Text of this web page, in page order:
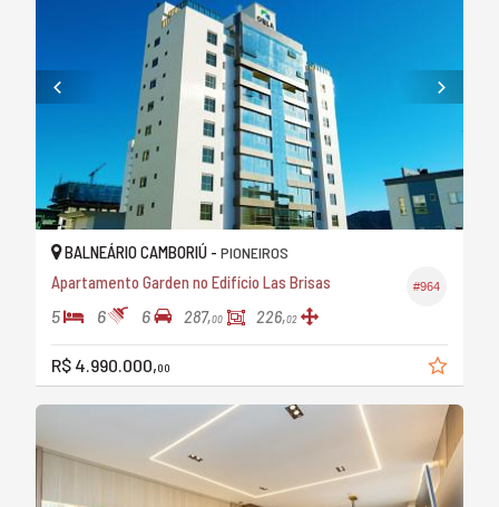
#964
BALNEÁRIO CAMBORIÚ - PIONEIROS
Apartamento Garden no Edifício Las Brisas
5 6 6 287,00 226,02
R$ 4.990.000,00